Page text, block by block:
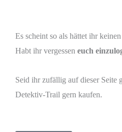
Es scheint so als hättet ihr
Habt ihr vergessen euch
Seid ihr zufällig auf dieser Seite
Detektiv-Trail gern kaufen.